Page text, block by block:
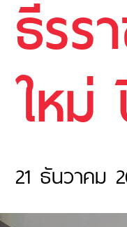
ธีรร
ใหม่
21 ธันวาคม